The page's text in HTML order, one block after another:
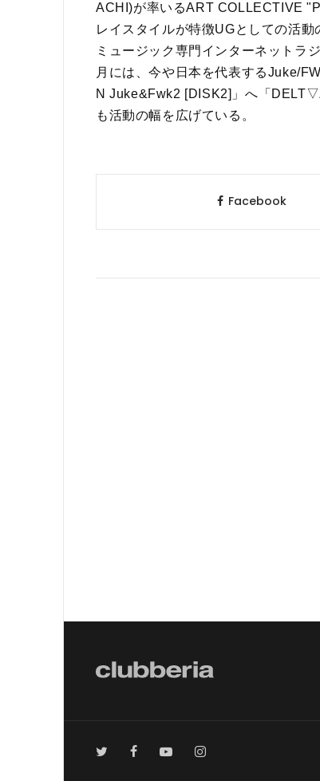
ACHI)が率いるART COLLECTIVE
レイスタイルが特徴UGとしての活動
ミュージック専門インターネットラ
月には、今や日本を代表するJuke/
N Juke&Fwk2 [DISK2]」へ「
も活動の幅を広げている。
Facebook